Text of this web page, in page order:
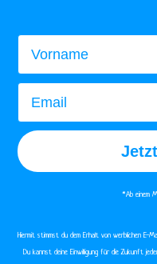
Vorname
Email
*Ab einem
Hiermit stimmst du dem Erhalt von werblichen E-
Du kannst deine Einwilligung für die Zukunft